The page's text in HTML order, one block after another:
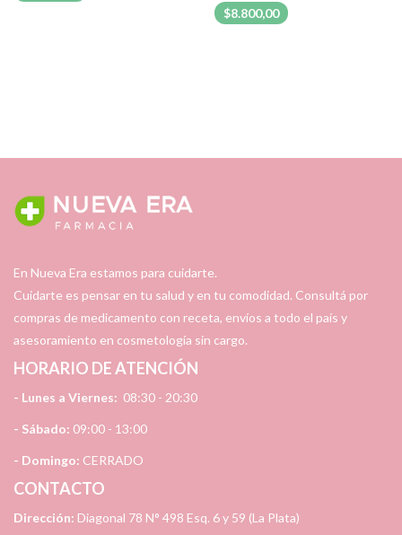
$8.800,00
En Nueva Era estamos para cuidarte.
Cuidarte es pensar en tu salud y en tu comodidad. Consultá por
compras de medicamento con receta, envíos a todo el país y
asesoramiento en cosmetología sin cargo.
HORARIO DE ATENCIÓN
- Lunes a Viernes: 08:30 - 20:30
- Sábado: 09:00 - 13:00
- Domingo: CERRADO
CONTACTO
Dirección: Diagonal 78 N° 498 Esq. 6 y 59 (La Plata)